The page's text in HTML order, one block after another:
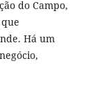
do Campo,
Há um